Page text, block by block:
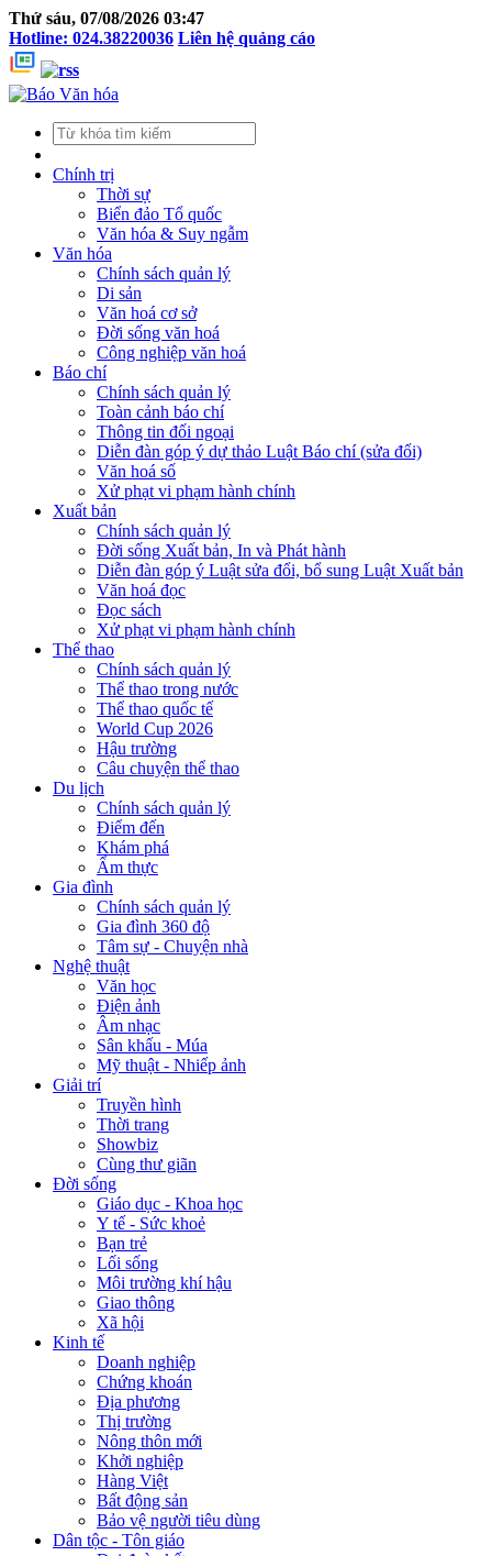
Thứ sáu, 07/08/2026 03:47
Hotline: 024.38220036 Liên hệ quảng cáo
Chính trị
Thời sự
Biển đảo Tổ quốc
Văn hóa & Suy ngẫm
Văn hóa
Chính sách quản lý
Di sản
Văn hoá cơ sở
Đời sống văn hoá
Công nghiệp văn hoá
Báo chí
Chính sách quản lý
Toàn cảnh báo chí
Thông tin đối ngoại
Diễn đàn góp ý dự thảo Luật Báo chí (sửa đổi)
Văn hoá số
Xử phạt vi phạm hành chính
Xuất bản
Chính sách quản lý
Đời sống Xuất bản, In và Phát hành
Diễn đàn góp ý Luật sửa đổi, bổ sung Luật Xuất bản
Văn hoá đọc
Đọc sách
Xử phạt vi phạm hành chính
Thể thao
Chính sách quản lý
Thể thao trong nước
Thể thao quốc tế
World Cup 2026
Hậu trường
Câu chuyện thể thao
Du lịch
Chính sách quản lý
Điểm đến
Khám phá
Ẩm thực
Gia đình
Chính sách quản lý
Gia đình 360 độ
Tâm sự - Chuyện nhà
Nghệ thuật
Văn học
Điện ảnh
Âm nhạc
Sân khấu - Múa
Mỹ thuật - Nhiếp ảnh
Giải trí
Truyền hình
Thời trang
Showbiz
Cùng thư giãn
Đời sống
Giáo dục - Khoa học
Y tế - Sức khoẻ
Bạn trẻ
Lối sống
Môi trường khí hậu
Giao thông
Xã hội
Kinh tế
Doanh nghiệp
Chứng khoán
Địa phương
Thị trường
Nông thôn mới
Khởi nghiệp
Hàng Việt
Bất động sản
Bảo vệ người tiêu dùng
Dân tộc - Tôn giáo